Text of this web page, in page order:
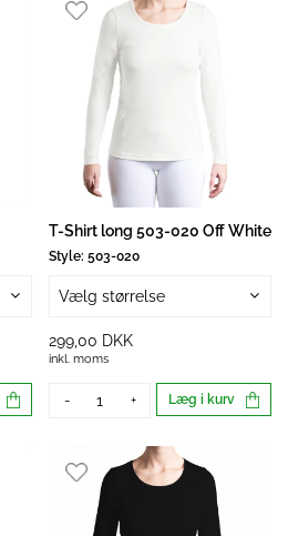
T-Shirt long 503-020 Off White
Style: 503-020
Vælg størrelse
299,00 DKK
inkl. moms
- + Læg i kurv